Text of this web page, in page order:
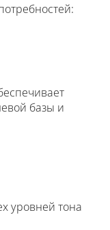
базы и
уровней тона